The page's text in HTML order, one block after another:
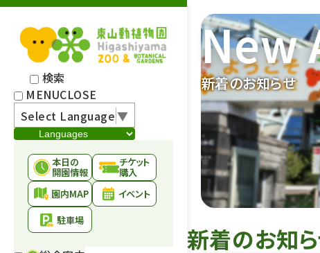
検索
MENUCLOSE
Select Language▼
本日の
開園情報
チケット
購入
園内MAP
イベント
駐車場
新着のお知らせ
New
新着のお知